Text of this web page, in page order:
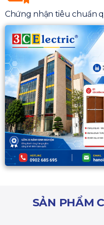
Chứng nhận tiêu chuẩn
SẢN PHẨM